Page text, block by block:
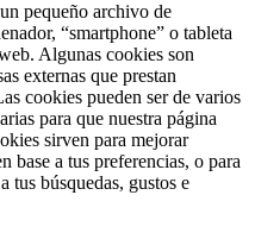
pequeño archivo de
“smartphone” o tableta
Algunas cookies son
externas que prestan
cookies pueden ser de varios
para que nuestra página
sirven para mejorar
base a tus preferencias, o para
tus búsquedas, gustos e